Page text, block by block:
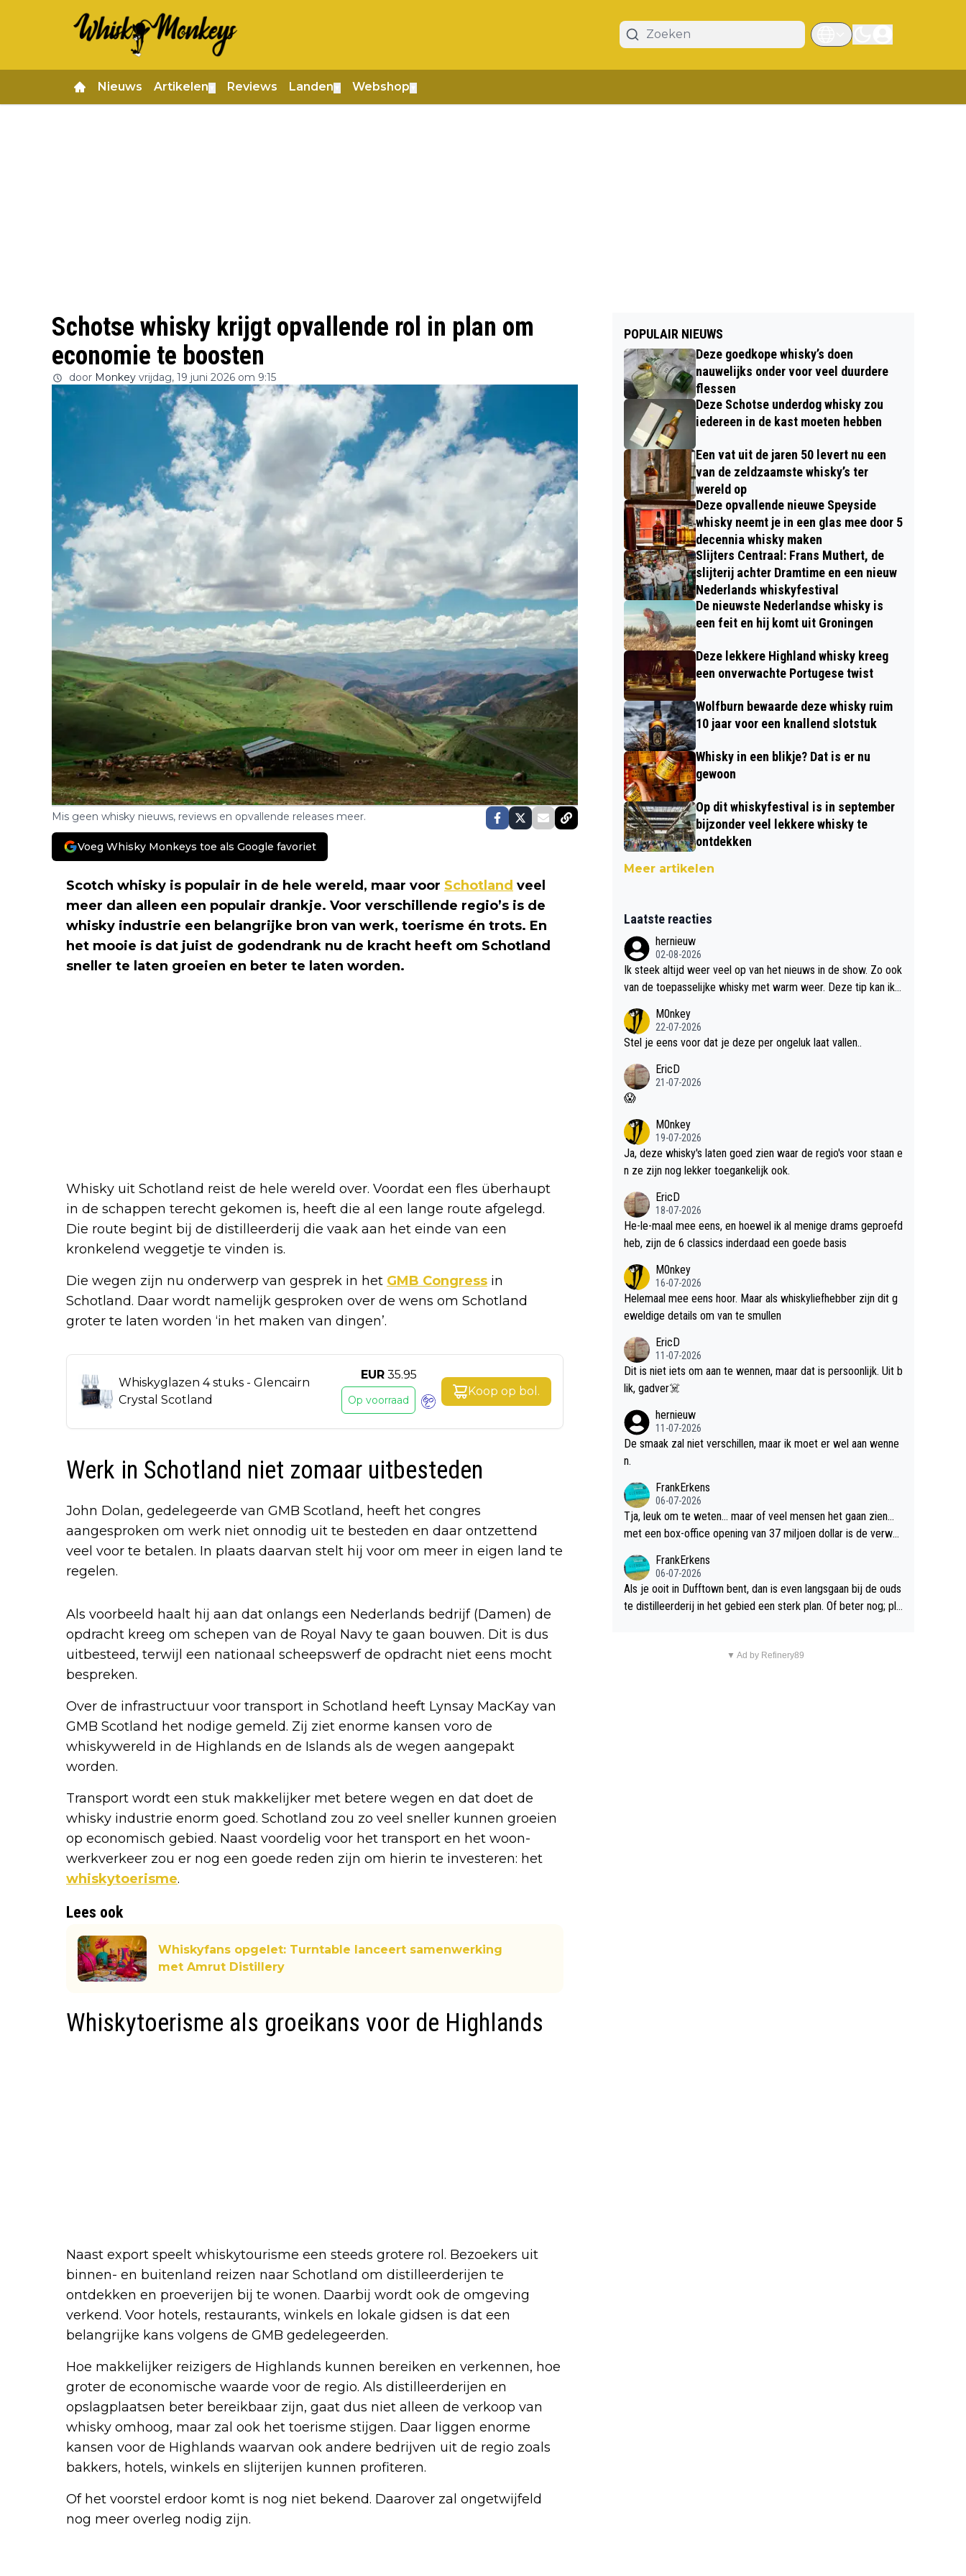
Nieuws Artikelen Reviews Landen Webshop
Schotse whisky krijgt opvallende rol in plan om
economie te boosten
door Monkey vrijdag, 19 juni 2026 om 9:15
Mis geen whisky nieuws, reviews en opvallende releases meer.
Voeg Whisky Monkeys toe als Google favoriet
Scotch whisky is populair in de hele wereld, maar voor Schotland veel
meer dan alleen een populair drankje. Voor verschillende regio’s is de
whisky industrie een belangrijke bron van werk, toerisme én trots. En
het mooie is dat juist de godendrank nu de kracht heeft om Schotland
sneller te laten groeien en beter te laten worden.
Whisky uit Schotland reist de hele wereld over. Voordat een fles überhaupt
in de schappen terecht gekomen is, heeft die al een lange route afgelegd.
Die route begint bij de distilleerderij die vaak aan het einde van een
kronkelend weggetje te vinden is.
Die wegen zijn nu onderwerp van gesprek in het GMB Congress in
Schotland. Daar wordt namelijk gesproken over de wens om Schotland
groter te laten worden ‘in het maken van dingen’.
Whiskyglazen 4 stuks - Glencairn
Crystal Scotland
EUR 35.95
Op voorraad
Koop op bol .
Werk in Schotland niet zomaar uitbesteden
John Dolan, gedelegeerde van GMB Scotland, heeft het congres
aangesproken om werk niet onnodig uit te besteden en daar ontzettend
veel voor te betalen. In plaats daarvan stelt hij voor om meer in eigen land te
regelen.
Als voorbeeld haalt hij aan dat onlangs een Nederlands bedrijf (Damen) de
opdracht kreeg om schepen van de Royal Navy te gaan bouwen. Dit is dus
uitbesteed, terwijl een nationaal scheepswerf de opdracht niet eens mocht
bespreken.
Over de infrastructuur voor transport in Schotland heeft Lynsay MacKay van
GMB Scotland het nodige gemeld. Zij ziet enorme kansen voro de
whiskywereld in de Highlands en de Islands als de wegen aangepakt
worden.
Transport wordt een stuk makkelijker met betere wegen en dat doet de
whisky industrie enorm goed. Schotland zou zo veel sneller kunnen groeien
op economisch gebied. Naast voordelig voor het transport en het woon-
werkverkeer zou er nog een goede reden zijn om hierin te investeren: het
whiskytoerisme.
Lees ook
Whiskyfans opgelet: Turntable lanceert samenwerking
met Amrut Distillery
Whiskytoerisme als groeikans voor de Highlands
Naast export speelt whiskytourisme een steeds grotere rol. Bezoekers uit
binnen- en buitenland reizen naar Schotland om distilleerderijen te
ontdekken en proeverijen bij te wonen. Daarbij wordt ook de omgeving
verkend. Voor hotels, restaurants, winkels en lokale gidsen is dat een
belangrijke kans volgens de GMB gedelegeerden.
Hoe makkelijker reizigers de Highlands kunnen bereiken en verkennen, hoe
groter de economische waarde voor de regio. Als distilleerderijen en
opslagplaatsen beter bereikbaar zijn, gaat dus niet alleen de verkoop van
whisky omhoog, maar zal ook het toerisme stijgen. Daar liggen enorme
kansen voor de Highlands waarvan ook andere bedrijven uit de regio zoals
bakkers, hotels, winkels en slijterijen kunnen profiteren.
Of het voorstel erdoor komt is nog niet bekend. Daarover zal ongetwijfeld
nog meer overleg nodig zijn.
POPULAIR NIEUWS
Deze goedkope whisky’s doen
nauwelijks onder voor veel duurdere
flessen
Deze Schotse underdog whisky zou
iedereen in de kast moeten hebben
Een vat uit de jaren 50 levert nu een
van de zeldzaamste whisky’s ter
wereld op
Deze opvallende nieuwe Speyside
whisky neemt je in een glas mee door 5
decennia whisky maken
Slijters Centraal: Frans Muthert, de
slijterij achter Dramtime en een nieuw
Nederlands whiskyfestival
De nieuwste Nederlandse whisky is
een feit en hij komt uit Groningen
Deze lekkere Highland whisky kreeg
een onverwachte Portugese twist
Wolfburn bewaarde deze whisky ruim
10 jaar voor een knallend slotstuk
Whisky in een blikje? Dat is er nu
gewoon
Op dit whiskyfestival is in september
bijzonder veel lekkere whisky te
ontdekken
Meer artikelen
Laatste reacties
hernieuw
02-08-2026
Ik steek altijd weer veel op van het nieuws in de show. Zo ook
van de toepasselijke whisky met warm weer. Deze tip kan ik
M0nkey
22-07-2026
Stel je eens voor dat je deze per ongeluk laat vallen..
EricD
21-07-2026
😱
M0nkey
19-07-2026
Ja, deze whisky's laten goed zien waar de regio's voor staan e
n ze zijn nog lekker toegankelijk ook.
EricD
18-07-2026
He-le-maal mee eens, en hoewel ik al menige drams geproefd
heb, zijn de 6 classics inderdaad een goede basis
M0nkey
16-07-2026
Helemaal mee eens hoor. Maar als whiskyliefhebber zijn dit g
eweldige details om van te smullen
EricD
11-07-2026
Dit is niet iets om aan te wennen, maar dat is persoonlijk. Uit b
lik, gadver☠️
hernieuw
11-07-2026
De smaak zal niet verschillen, maar ik moet er wel aan wenne
n.
FrankErkens
06-07-2026
Tja, leuk om te weten... maar of veel mensen het gaan zien...
met een box-office opening van 37 miljoen dollar is de verwa
FrankErkens
06-07-2026
Als je ooit in Dufftown bent, dan is even langsgaan bij de ouds
te distilleerderij in het gebied een sterk plan. Of beter nog; pla
▼ Ad by Refinery89